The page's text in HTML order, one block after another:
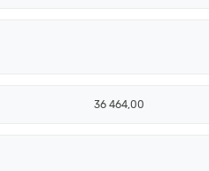
36 464,00